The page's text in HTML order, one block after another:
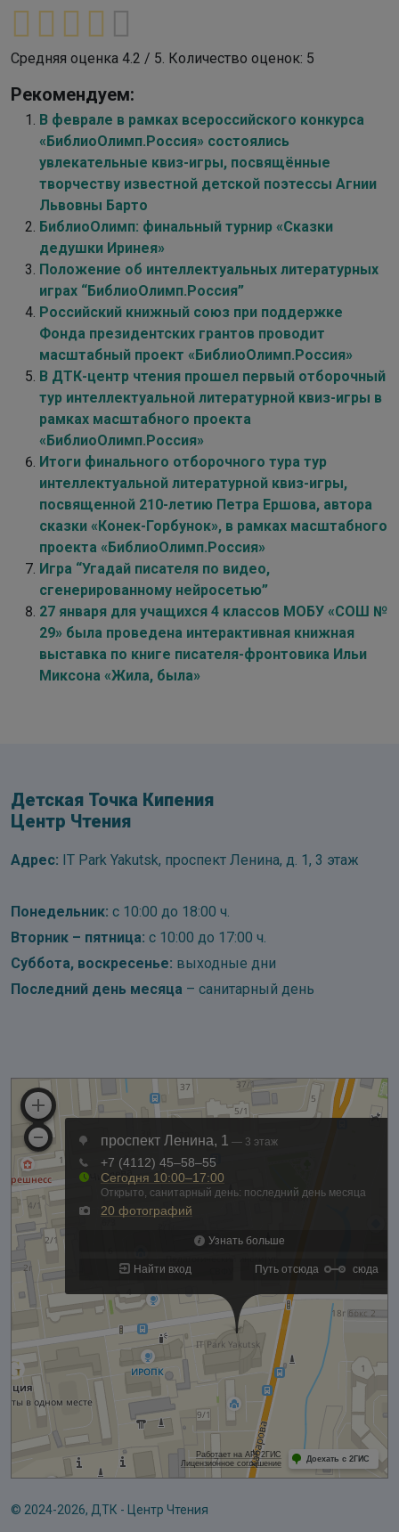
Средняя оценка 4.2 / 5. Количество оценок: 5
Рекомендуем:
В феврале в рамках всероссийского конкурса
«БиблиоОлимп.Россия» состоялись
увлекательные квиз-игры, посвящённые
творчеству известной детской поэтессы Агнии
Львовны Барто
БиблиоОлимп: финальный турнир «Сказки
дедушки Иринея»
Положение об интеллектуальных литературных
играх “БиблиоОлимп.Россия”
Российский книжный союз при поддержке
Фонда президентских грантов проводит
масштабный проект «БиблиоОлимп.Россия»
В ДТК-центр чтения прошел первый отборочный
тур интеллектуальной литературной квиз-игры в
рамках масштабного проекта
«БиблиоОлимп.Россия»
Итоги финального отборочного тура тур
интеллектуальной литературной квиз-игры,
посвященной 210-летию Петра Ершова, автора
сказки «Конек-Горбунок», в рамках масштабного
проекта «БиблиоОлимп.Россия»
Игра “Угадай писателя по видео,
сгенерированному нейросетью”
27 января для учащихся 4 классов МОБУ «СОШ №
29» была проведена интерактивная книжная
выставка по книге писателя-фронтовика Ильи
Миксона «Жила, была»
Детская Точка Кипения
Центр Чтения
Адрес: IT Park Yakutsk, проспект Ленина, д. 1, 3 этаж
Понедельник: с 10:00 до 18:00 ч.
Вторник – пятница: с 10:00 до 17:00 ч.
Суббота, воскресенье: выходные дни
Последний день месяца – санитарный день
© 2024-2026, ДТК - Центр Чтения